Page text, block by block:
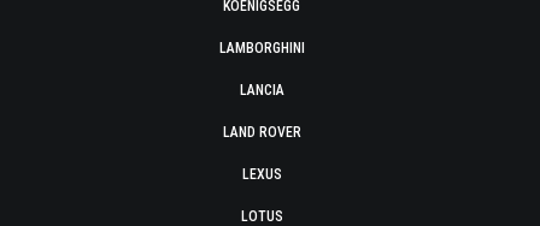
KOENIGSEGG
LAMBORGHINI
LANCIA
LAND ROVER
LEXUS
LOTUS